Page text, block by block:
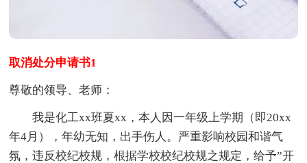
取消处分申请书1
尊敬的领导、老师：
我是化工xx班夏xx，本人因一年级上学期（即20xx
年4月），年幼无知，出手伤人。严重影响校园和谐气
氛，违反校纪校规，根据学校校纪校规之规定，给予”开